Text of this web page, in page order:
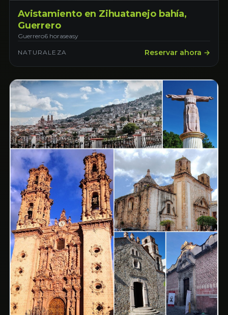
Avistamiento en Zihuatanejo bahía,
Guerrero
Guerrero6 horaseasy
NATURALEZA Reservar ahora →